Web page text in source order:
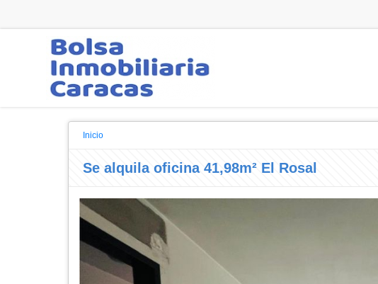
Inicio
Se alquila oficina 41,98m² El Rosal